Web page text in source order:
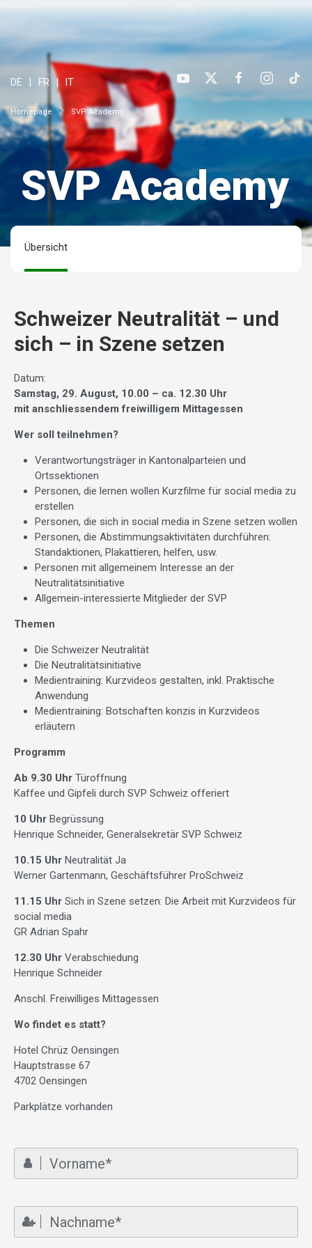
Homepage SVP Academy
DE FR IT
SVP Academy
Übersicht
Schweizer Neutralität – und
sich – in Szene setzen
Datum:
Samstag, 29. August, 10.00 – ca. 12.30 Uhr
mit anschliessendem freiwilligem Mittagessen
Wer soll teilnehmen?
Verantwortungsträger in Kantonalparteien und
Ortssektionen
Personen, die lernen wollen Kurzfilme für social media zu
erstellen
Personen, die sich in social media in Szene setzen wollen
Personen, die Abstimmungsaktivitäten durchführen:
Standaktionen, Plakattieren, helfen, usw.
Personen mit allgemeinem Interesse an der
Neutralitätsinitiative
Allgemein-interessierte Mitglieder der SVP
Themen
Die Schweizer Neutralität
Die Neutralitätsinitiative
Medientraining: Kurzvideos gestalten, inkl. Praktische
Anwendung
Medientraining: Botschaften konzis in Kurzvideos
erläutern
Programm
Ab 9.30 Uhr Türoffnung
Kaffee und Gipfeli durch SVP Schweiz offeriert
10 Uhr Begrüssung
Henrique Schneider, Generalsekretär SVP Schweiz
10.15 Uhr Neutralität Ja
Werner Gartenmann, Geschäftsführer ProSchweiz
11.15 Uhr Sich in Szene setzen: Die Arbeit mit Kurzvideos für
social media
GR Adrian Spahr
12.30 Uhr Verabschiedung
Henrique Schneider
Anschl. Freiwilliges Mittagessen
Wo findet es statt?
Hotel Chrüz Oensingen
Hauptstrasse 67
4702 Oensingen
Parkplätze vorhanden